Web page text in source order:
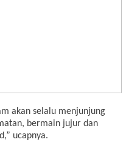
akan selalu menjunjung
bermain jujur dan
ucapnya.